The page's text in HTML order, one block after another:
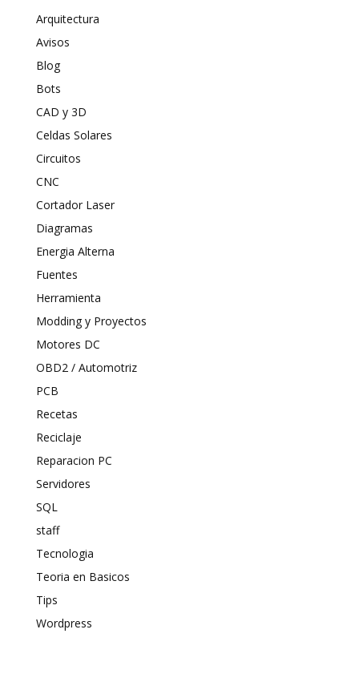
Arquitectura
Avisos
Blog
Bots
CAD y 3D
Celdas Solares
Circuitos
CNC
Cortador Laser
Diagramas
Energia Alterna
Fuentes
Herramienta
Modding y Proyectos
Motores DC
OBD2 / Automotriz
PCB
Recetas
Reciclaje
Reparacion PC
Servidores
SQL
staff
Tecnologia
Teoria en Basicos
Tips
Wordpress